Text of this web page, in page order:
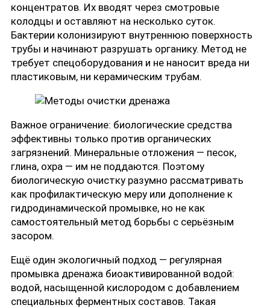
концентратов. Их вводят через смотровые
колодцы и оставляют на несколько суток.
Бактерии колонизируют внутреннюю поверхность
трубы и начинают разрушать органику. Метод не
требует спецоборудования и не наносит вреда ни
пластиковым, ни керамическим трубам.
Важное ограничение: биологические средства
эффективны только против органических
загрязнений. Минеральные отложения — песок,
глина, охра — им не поддаются. Поэтому
биологическую очистку разумно рассматривать
как профилактическую меру или дополнение к
гидродинамической промывке, но не как
самостоятельный метод борьбы с серьёзным
засором.
Ещё один экологичный подход — регулярная
промывка дренажа биоактивированной водой:
водой, насыщенной кислородом с добавлением
специальных ферментных составов. Такая